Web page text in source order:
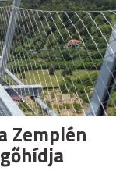
Zemplén